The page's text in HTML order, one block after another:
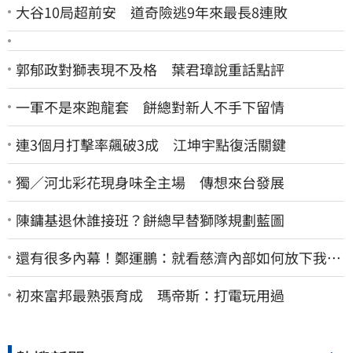
大谷10局超前安 道奇險逃9年來最長8連敗
郭郁政對獅表現不及格 葉君璋說重話點評
一軍不是來跑龍套 餅總對新人不手下留情
連3個月打擊率飆破3成 江坤宇點復活關鍵
獨／河北彩花現身味全主場 傳想來台發展
陳鏞基退休誰接班？餅總早替獅隊規劃藍圖
還有很多內幕！鄭運鵬：就看慈濟內部如何放下我執
了
初來富邦最熟張育成 瑪帝斯：打電玩用過